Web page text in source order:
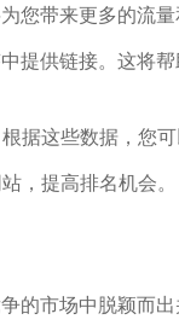
带来更多的流量
供链接。这将
这些数据，您可
，提高排名机会。
市场中脱颖而